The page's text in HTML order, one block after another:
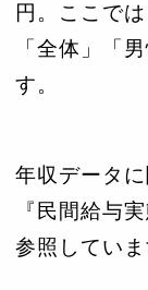
円。ここで
「全体」「
す。
年収データ
『民間給与
参照していま